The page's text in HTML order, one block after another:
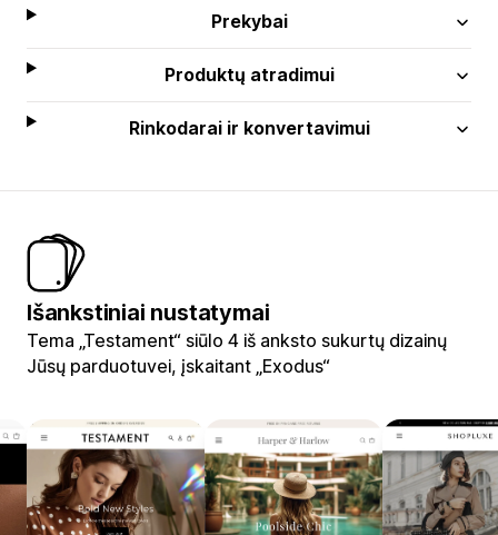
Prekybai
Produktų atradimui
Rinkodarai ir konvertavimui
Išankstiniai nustatymai
Tema „Testament“ siūlo 4 iš anksto sukurtų dizainų
Jūsų parduotuvei, įskaitant „Exodus“